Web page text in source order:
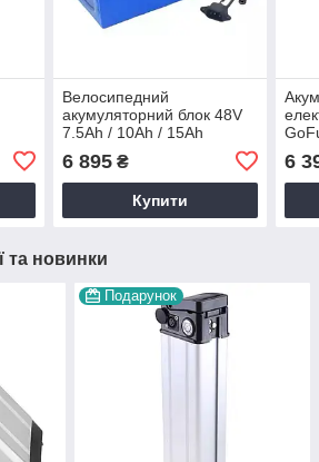
Велосипедний
акумуляторний блок 48V
7.5Ah / 10Ah / 15Ah
електровелосипедів
GoFun та Minako
6 895₴
Купити
6
та новинки
Подарунок